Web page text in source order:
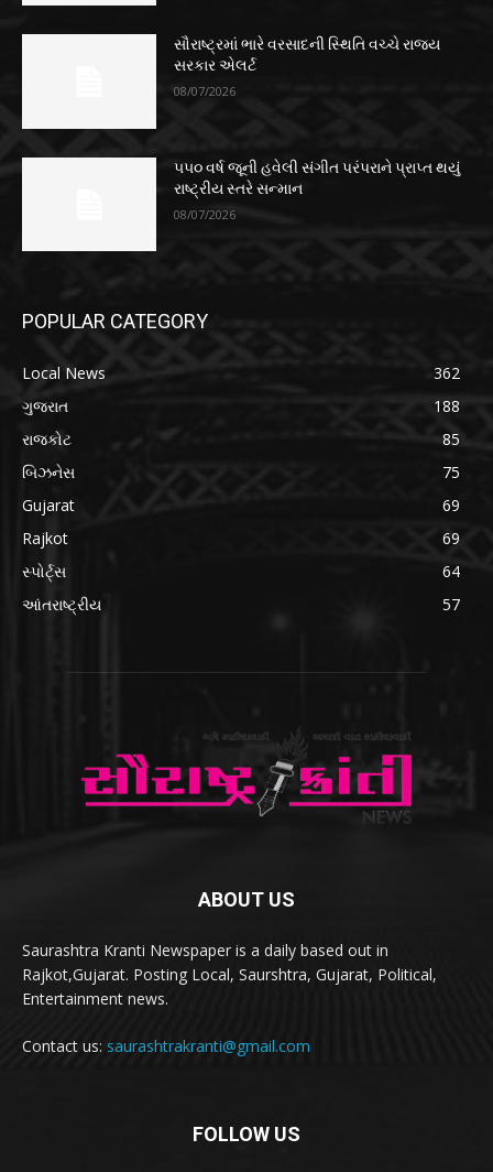
સૌરાષ્ટ્રમાં ભારે વરસાદની સ્થિતિ વચ્ચે રાજ્ય
સરકાર એલર્ટ
08/07/2026
૫૫૦ વર્ષ જૂની હવેલી સંગીત પરંપરાને પ્રાપ્ત થયું
રાષ્ટ્રીય સ્તરે સન્માન
08/07/2026
POPULAR CATEGORY
Local News
362
ગુજરાત
188
રાજકોટ
85
બિઝનેસ
75
Gujarat
69
Rajkot
69
સ્પોર્ટ્સ
64
આંતરાષ્ટ્રીય
57
ABOUT US
Saurashtra Kranti Newspaper is a daily based out in
Rajkot,Gujarat. Posting Local, Saurshtra, Gujarat, Political,
Entertainment news.
Contact us: saurashtrakranti@gmail.com
FOLLOW US